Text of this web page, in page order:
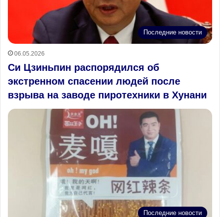
Последние новости
06.05.2026
Си Цзиньпин распорядился об
экстренном спасении людей после
взрыва на заводе пиротехники в Хунани
Последние новости